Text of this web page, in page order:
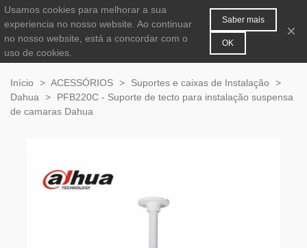
0
Início > ACESSÓRIOS > Suportes e caixas de Instalação
>
Dahua
>
PFB220C - Suporte de tecto para instalação suspensa
de camaras Dahua
Usamos cookies para melhorar a sua
experiencia no nosso website. Ao continuar
no nosso website, está a concordar com o
uso de cookies.
Saber mais
OK
×